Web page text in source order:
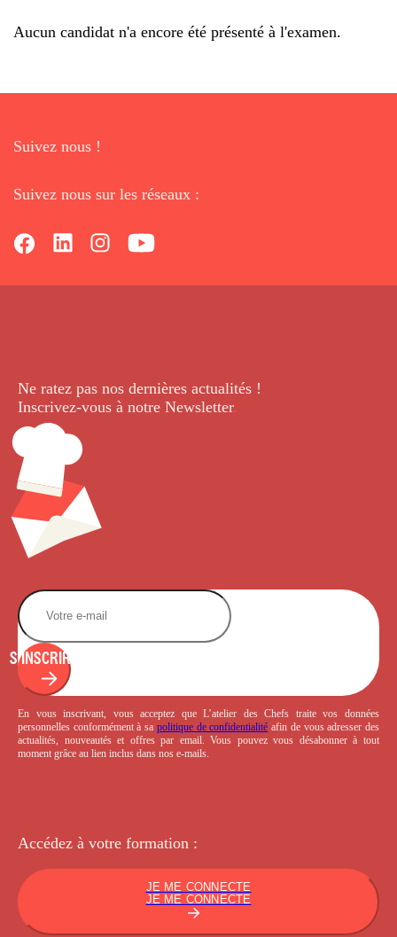
Aucun candidat n'a encore été présenté à l'examen.
Suivez nous !
Suivez nous sur les réseaux :
Ne ratez pas nos dernières actualités !
Inscrivez-vous à notre Newsletter.
S'INSCRIRE
En vous inscrivant, vous acceptez que L’atelier des Chefs traite vos données
personnelles conformément à sa politique de confidentialité afin de vous adresser des
actualités, nouveautés et offres par email. Vous pouvez vous désabonner à tout
moment grâce au lien inclus dans nos e-mails.
Accédez à votre formation :
JE ME CONNECTE
JE ME CONNECTE